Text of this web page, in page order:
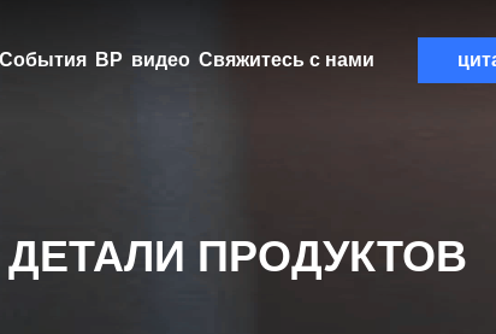
События ВР видео Свяжитесь с нами
ДЕТАЛИ ПРОДУКТОВ